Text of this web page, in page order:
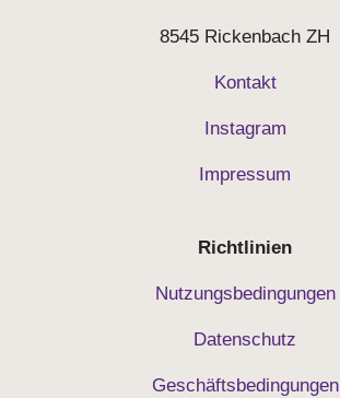
8545 Rickenbach ZH
Kontakt
Instagram
Impressum
Richtlinien
Nutzungsbedingungen
Datenschutz
Geschäftsbedingungen